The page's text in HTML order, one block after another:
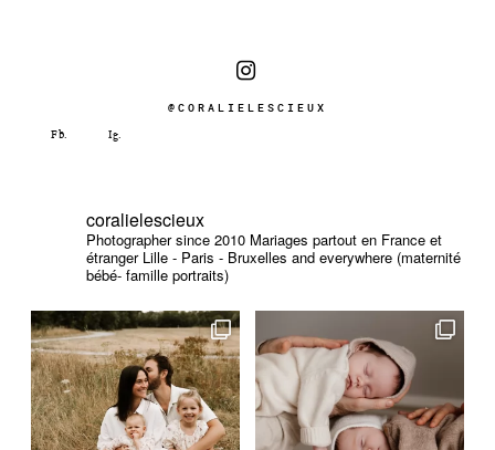
@CORALIELESCIEUX
coralielescieux
Photographer since 2010 Mariages partout en France et
étranger Lille - Paris - Bruxelles and everywhere (maternité
bébé- famille portraits)